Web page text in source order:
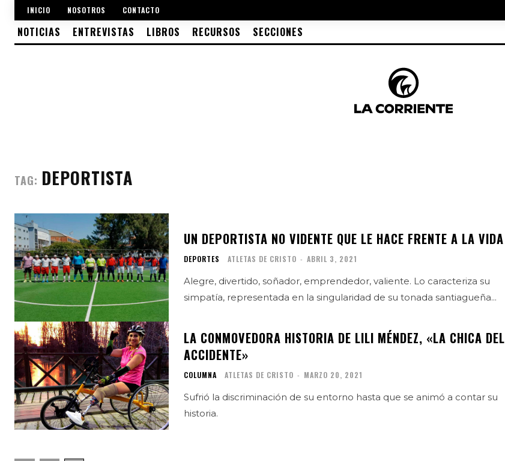
INICIO NOSOTROS CONTACTO
NOTICIAS ENTREVISTAS LIBROS RECURSOS SECCIONES
TAG: DEPORTISTA
UN DEPORTISTA NO VIDENTE QUE LE HACE FRENTE A LA VIDA
DEPORTES ATLETAS DE CRISTO - ABRIL 3, 2021
Alegre, divertido, soñador, emprendedor, valiente. Lo caracteriza su
simpatía, representada en la singularidad de su tonada santiagueña...
LA CONMOVEDORA HISTORIA DE LILI MÉNDEZ, «LA CHICA DEL
ACCIDENTE»
COLUMNA ATLETAS DE CRISTO - MARZO 20, 2021
Sufrió la discriminación de su entorno hasta que se animó a contar su
historia.